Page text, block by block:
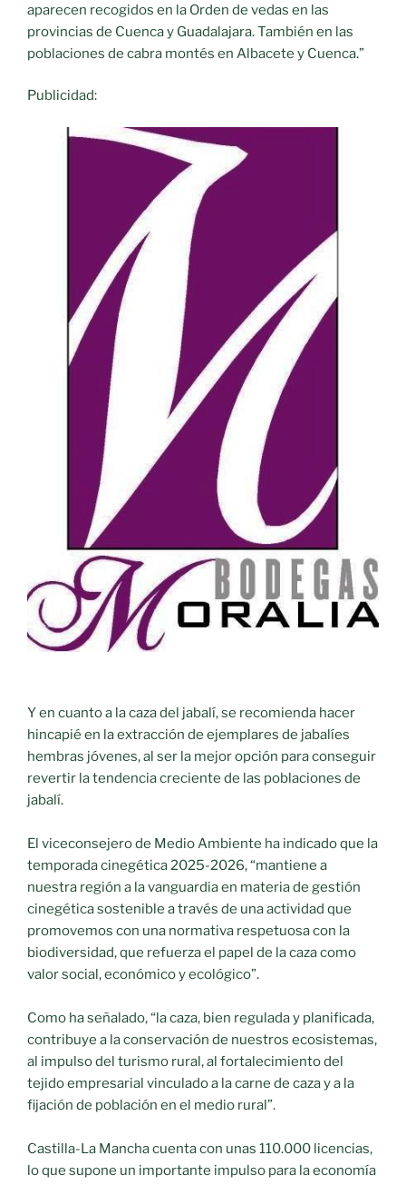
aparecen recogidos en la Orden de vedas en las
provincias de Cuenca y Guadalajara. También en las
poblaciones de cabra montés en Albacete y Cuenca.”
Publicidad:
Y en cuanto a la caza del jabalí, se recomienda hacer
hincapié en la extracción de ejemplares de jabalíes
hembras jóvenes, al ser la mejor opción para conseguir
revertir la tendencia creciente de las poblaciones de
jabalí.
El viceconsejero de Medio Ambiente ha indicado que la
temporada cinegética 2025-2026, “mantiene a
nuestra región a la vanguardia en materia de gestión
cinegética sostenible a través de una actividad que
promovemos con una normativa respetuosa con la
biodiversidad, que refuerza el papel de la caza como
valor social, económico y ecológico”.
Como ha señalado, “la caza, bien regulada y planificada,
contribuye a la conservación de nuestros ecosistemas,
al impulso del turismo rural, al fortalecimiento del
tejido empresarial vinculado a la carne de caza y a la
fijación de población en el medio rural”.
Castilla-La Mancha cuenta con unas 110.000 licencias,
lo que supone un importante impulso para la economía